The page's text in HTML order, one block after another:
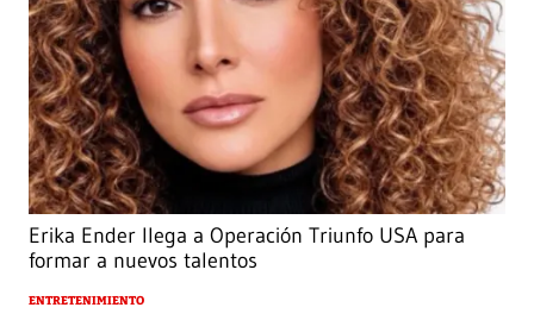
Erika Ender llega a Operación Triunfo USA para
formar a nuevos talentos
ENTRETENIMIENTO